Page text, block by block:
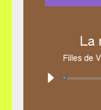
La
Filles de